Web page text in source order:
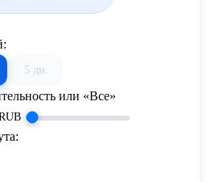
5 дн.
или «Все»